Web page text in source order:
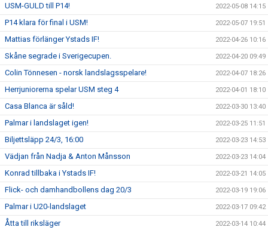
USM-GULD till P14! 2022-05-08 14:15
P14 klara för final i USM! 2022-05-07 19:51
Mattias förlänger Ystads IF! 2022-04-26 10:16
Skåne segrade i Sverigecupen. 2022-04-20 09:49
Colin Tönnesen - norsk landslagsspelare! 2022-04-07 18:26
Herrjuniorerna spelar USM steg 4 2022-04-01 18:10
Casa Blanca är såld! 2022-03-30 13:40
Palmar i landslaget igen! 2022-03-25 11:51
Biljettsläpp 24/3, 16:00 2022-03-23 14:53
Vädjan från Nadja & Anton Månsson 2022-03-23 14:04
Konrad tillbaka i Ystads IF! 2022-03-21 14:05
Flick- och damhandbollens dag 20/3 2022-03-19 19:06
Palmar i U20-landslaget 2022-03-17 09:42
Åtta till riksläger 2022-03-14 10:44